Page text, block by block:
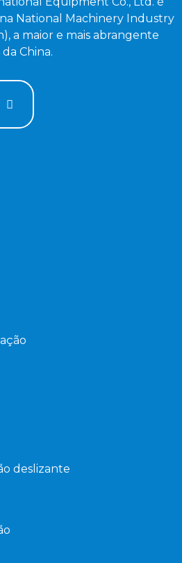
National Machinery Industry
a maior e mais abrangente
China.
deslizante